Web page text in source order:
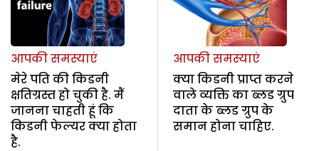
आपकी समस्याएं
मेरे पति की किडनी
क्षतिग्रस्त हो चुकी है. मैं
जानना चाहती हूं कि
किडनी फेल्यर क्या होता
है.
आपकी समस्याएं
क्या किडनी प्राप्त करने
वाले व्यक्ति का ब्लड ग्रुप
दाता के ब्लड ग्रुप के
समान होना चाहिए.